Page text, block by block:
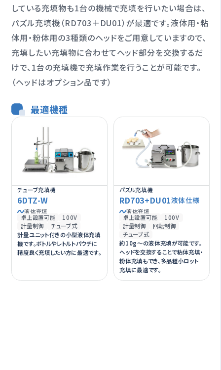
している充填物も1台の機械で充填を行いたい場合は、
パズル充填機（RD703＋DU01）が最適です。液体用・粘
体用・粉体用の3種類のヘッドをご用意していますので、
充填したい充填物に合わせてヘッド部分を交換するだ
けで、1台の充填機で充填作業を行うことが可能です。
（ヘッドはオプション品です）
最適機種
チューブ充填機
6DTZ-W
液体充填
卓上設置可能
100V
計量制御
チューブ式
計量ユニット付きの小型液体充填
機です。ボトルやレトルトパウチに
精度良く充填したい方に最適です。
パズル充填機
RD703+DU01液体仕様
液体充填
卓上設置可能
100V
計量制御
回転制御
チューブ式
約10g～の液体充填が可能です。
ヘッドを交換することで粘体充填・
粉体充填もでき、多品種小ロット
充填に最適です。